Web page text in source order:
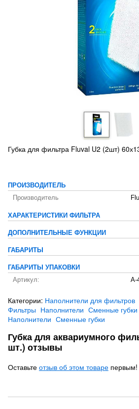
Губка для фильтра Fluval U2 (2шт)
ПРОИЗВОДИТЕЛЬ
Производитель
ХАРАКТЕРИСТИКИ ФИЛЬТРА
ДОПОЛНИТЕЛЬНЫЕ ФУНКЦИИ
ГАБАРИТЫ
ГАБАРИТЫ УПАКОВКИ
Артикул:
A-
Категории: Наполнители для фильтров
Фильтры Наполнители Сменные губки
Наполнители Сменные губки
Губка для аквариумного
шт.) отзывы
Оставьте отзыв об этом товаре первым!